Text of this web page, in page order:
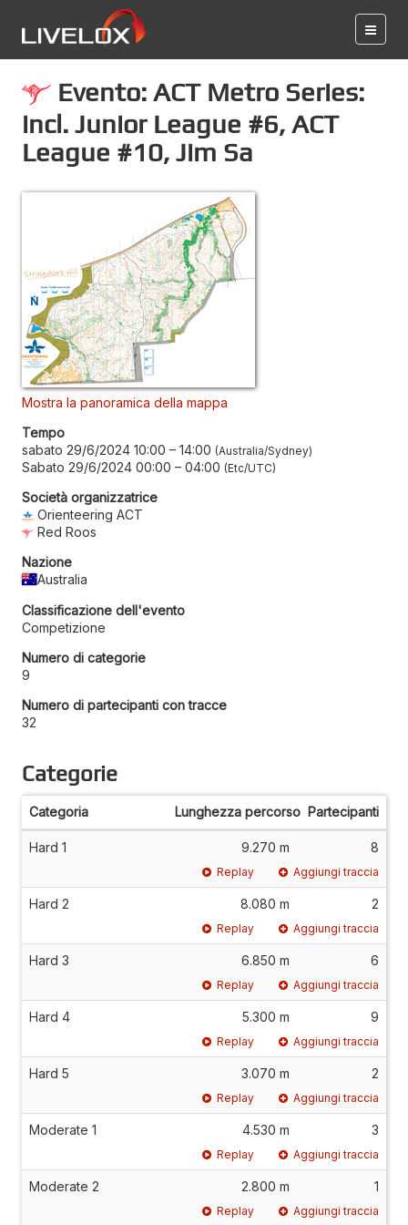
Evento: ACT Metro Series:
incl. Junior League #6, ACT
League #10, Jim Sa
Mostra la panoramica della mappa
Tempo
sabato 29/6/2024 10:00 – 14:00 Australia/Sydney
Sabato 29/6/2024 00:00 – 04:00 Etc/UTC
Società organizzatrice
Orienteering ACT
Red Roos
Nazione
Australia
Classificazione dell'evento
Competizione
Numero di categorie
9
Numero di partecipanti con tracce
32
Categorie
Categoria Lunghezza percorso Partecipanti
Hard 1 9.270 m 8
Replay Aggiungi traccia
Hard 2 8.080 m 2
Replay Aggiungi traccia
Hard 3 6.850 m 6
Replay Aggiungi traccia
Hard 4 5.300 m 9
Replay Aggiungi traccia
Hard 5 3.070 m 2
Replay Aggiungi traccia
Moderate 1 4.530 m 3
Replay Aggiungi traccia
Moderate 2 2.800 m 1
Replay Aggiungi traccia